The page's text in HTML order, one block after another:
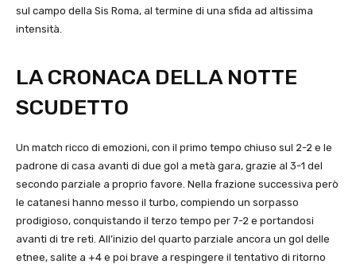
sul campo della Sis Roma, al termine di una sfida ad altissima
intensità.
LA CRONACA DELLA NOTTE
SCUDETTO
Un match ricco di emozioni, con il primo tempo chiuso sul 2-2 e le
padrone di casa avanti di due gol a metà gara, grazie al 3-1 del
secondo parziale a proprio favore. Nella frazione successiva però
le catanesi hanno messo il turbo, compiendo un sorpasso
prodigioso, conquistando il terzo tempo per 7-2 e portandosi
avanti di tre reti. All’inizio del quarto parziale ancora un gol delle
etnee, salite a +4 e poi brave a respingere il tentativo di ritorno